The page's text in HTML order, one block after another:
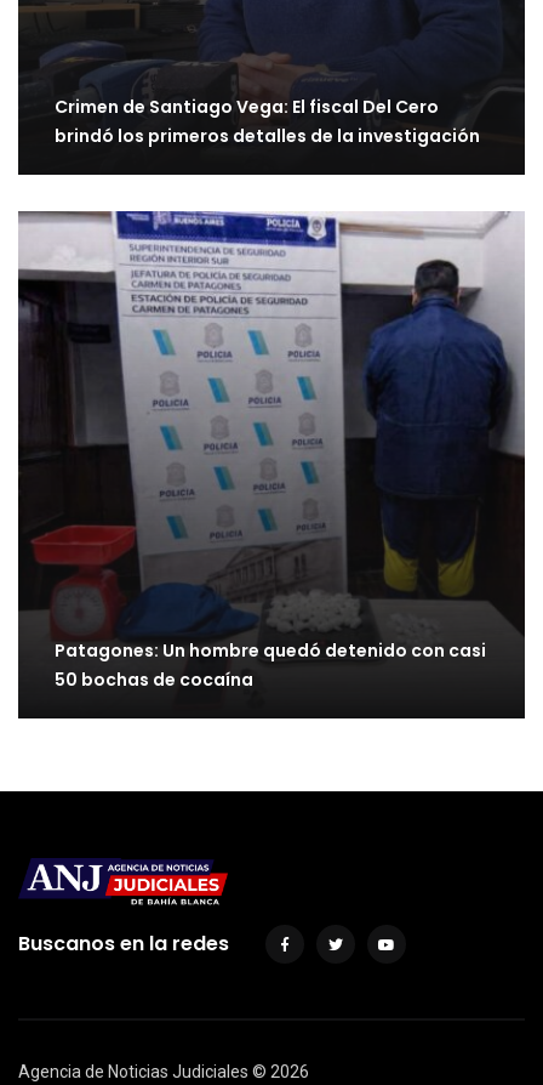
Crimen de Santiago Vega: El fiscal Del Cero
brindó los primeros detalles de la investigación
Patagones: Un hombre quedó detenido con casi
50 bochas de cocaína
Buscanos en la redes
Agencia de Noticias Judiciales © 2026